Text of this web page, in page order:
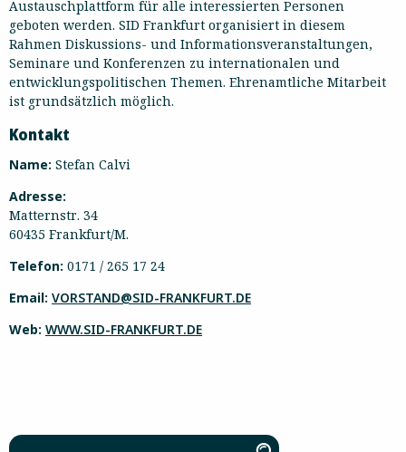
Austauschplattform für alle interessierten Personen
geboten werden. SID Frankfurt organisiert in diesem
Rahmen Diskussions- und Informationsveranstaltungen,
Seminare und Konferenzen zu internationalen und
entwicklungspolitischen Themen. Ehrenamtliche Mitarbeit
ist grundsätzlich möglich.
Kontakt
Name: Stefan Calvi
Adresse:
Matternstr. 34
60435 Frankfurt/M.
Telefon: 0171 / 265 17 24
Email: VORSTAND@SID-FRANKFURT.DE
Web: WWW.SID-FRANKFURT.DE